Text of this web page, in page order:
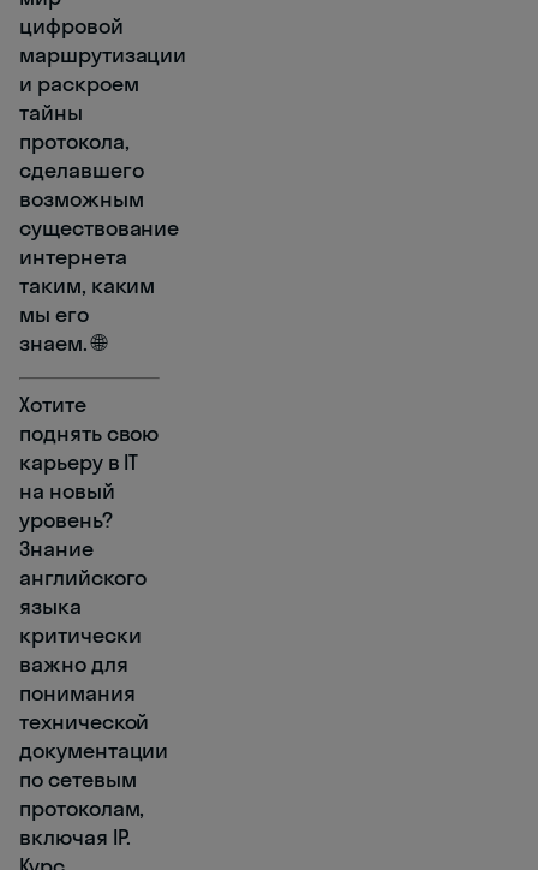
цифровой
маршрутизации
и раскроем
тайны
протокола,
сделавшего
возможным
существование
интернета
таким, каким
мы его
знаем. 🌐
Хотите
поднять свою
карьеру в IT
на новый
уровень?
Знание
английского
языка
критически
важно для
понимания
технической
документации
по сетевым
протоколам,
включая IP.